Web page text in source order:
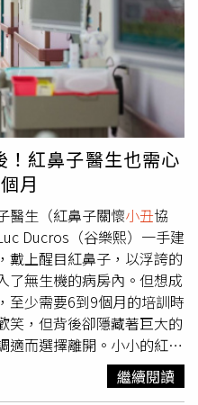
創作者，2人均在法國完成
協會的過程，馬照琪笑著
演，後續開始發現其實醫院
心成為紅鼻子醫生，為病房
小丑
的印象，不外乎是誇張的
詼諧的動作。那小小的鼻
的面具」，象徵著純真與歡
所有一切的愚蠢都可以被接
子醫生往往需要經過6到9
往往無法事先擬定劇本，
機應變，藉由病患與家屬的
搭建與病患的橋樑，不僅需
療衛教與心理發展等課程有
的動作拉近人們的距離、讓
Luc說，小丑代表的是一種
一切，將缺點轉化成表演的
備感，讓病童或是長照中心
。紅鼻子醫生的演出為即興
！紅鼻子醫生也需心
月
生（紅鼻子關懷小丑協
Ducros（谷樂熙）一手建
戴上醒目紅鼻子，以浮誇的
了無生機的病房內。但想成
至少需要6到9個月的培訓時
笑，但背後卻隱藏著巨大的
適而選擇離開。小小的紅鼻
，象徵著純真與歡樂，彷彿
蠢都可以被接納、被允許。
繼續閱讀